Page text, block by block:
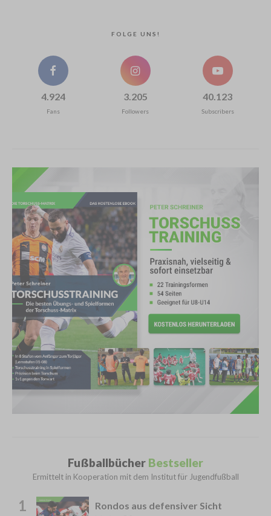
FOLGE UNS!
4.924
Fans
3.205
Followers
40.123
Subscribers
Fußballbücher Bestseller
Ermittelt in Kooperation mit dem Institut für Jugendfußball
1 Rondos aus defensiver Sicht